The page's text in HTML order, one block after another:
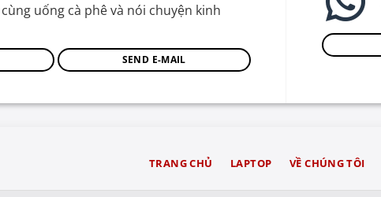
uống cà phê và nói chuyện kinh
SEND E-MAIL
TRANG CHỦ LAPTOP VỀ CHÚNG TÔI